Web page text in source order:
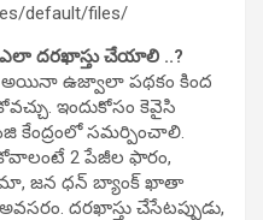
default/files/
దరఖాస్తు చేయాలి ..?
అయినా ఉజ్వాలా పథకం కింద
ఇందుకోసం కెవైసి
కేంద్రంలో సమర్పించాలి.
2 పేజీల ఫారం,
జన ధన్ బ్యాంక్ ఖాతా
దరఖాస్తు చేసేటప్పుడు,